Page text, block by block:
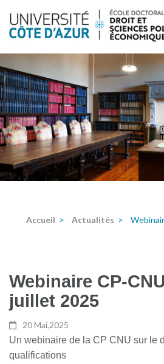
content
(Press
Enter)
Accueil > Actualités >
Webinaire CP-
juillet 2025
20 Mai,2025
Un webinaire de la CP CNU sur le
qualifications